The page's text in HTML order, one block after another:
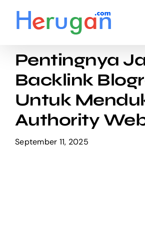
Pentingnya
Backlink
Untuk
Authority
September 11, 2025